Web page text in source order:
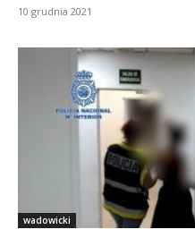
10 grudnia 2021
wadowicki